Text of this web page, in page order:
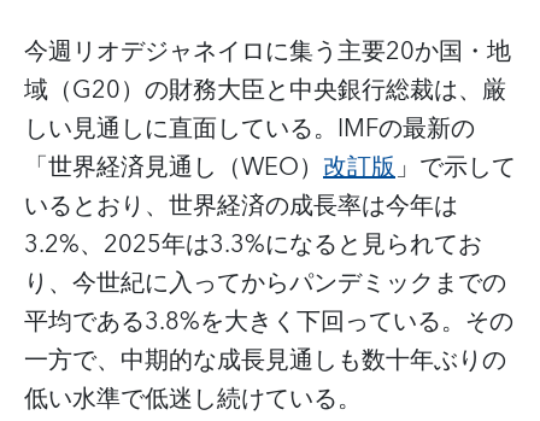
今週リオデジャネイロに集う主要20か国・地
域（G20）の財務大臣と中央銀行総裁は、厳
しい見通しに直面している。IMFの最新の
「世界経済見通し（WEO） 改訂版」で示して
いるとおり、世界経済の成長率は今年は
3.2%、2025年は3.3%になると見られてお
り、今世紀に入ってからパンデミックまでの
平均である3.8%を大きく下回っている。その
一方で、中期的な成長見通しも数十年ぶりの
低い水準で低迷し続けている。